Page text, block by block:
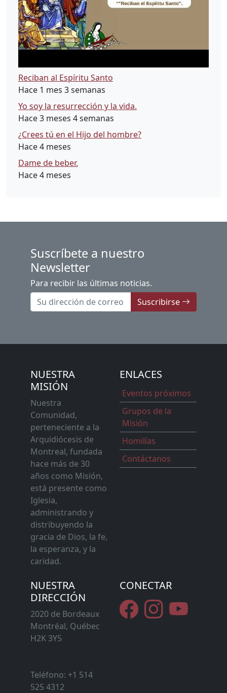
Reciban al Espíritu Santo
Hace 1 mes 3 semanas
Yo soy la resurrección y la vida.
Hace 3 meses 4 semanas
¿Crees tú en el Hijo del hombre?
Hace 4 meses
Dame de beber.
Hace 4 meses
Suscríbete a nuestro
Newsletter
Para recibir las últimas noticias.
Suscribirse
NUESTRA
MISIÓN
Nuestra
Comunidad,
perteneciente a la
Arquidiócesis de
Montreal, fundada
hace más de 30
años como Misión,
está presente como
Iglesia,
administrando y
distribuyendo la
gracia de Dios, la fe,
la esperanza, y la
caridad.
ENLACES
Eventos próximos
Grupos de la
Misión
Homilías
Contáctanos
NUESTRA
DIRECCIÓN
2020 de Bordeaux
Montréal, Québec
H2K 3Y5
Teléfono: +1 514
525 4312
CONECTAR